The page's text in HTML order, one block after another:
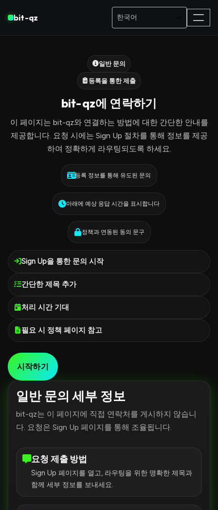
bit-qz
일반 문의
등록을 통한 제출
bit-qz에 연락하기
이 페이지는 bit-qz와 연결하는 방법에 대한 간단한 안내를
제공합니다. 요청 시에는 Sign Up 절차를 통해 정보를 제공
하여 정확하게 라우팅되도록 하세요.
등록 정보를 통해 유도된 문의
아래에 예상 응답 시간을 표시합니다
정책과 연동된 동의 문구
Sign Up을 통한 문의 시작
간단한 제목 추가
처리 시간 기대
필요 시 정책 페이지 참고
시작하기
일반 문의 세부 정보
bit-qz는 이 페이지에 직접 연락처를 게시하지 않습니
다. 요청은 Sign Up 페이지를 통해 조율됩니다.
요청 제출 방법
Sign Up 페이지를 열고, 라우팅을 위한 명확한 제목과
함께 세부 정보를 보내세요.